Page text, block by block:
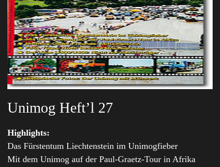
Unimog Heft’l 27
Highlights:
Das Fürstentum Liechtenstein im Unimogfieber
Mit dem Unimog auf der Paul-Graetz-Tour in Afrika